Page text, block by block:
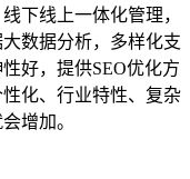
下线上一体化管理，
数据分析，多样化支
好，提供SEO优化方
化、行业特性、复杂
增加。